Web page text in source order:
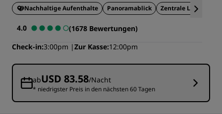
Nachhaltige Aufenthalte Panoramablick Zentrale Lage
4.0
(1678 Bewertungen)
Check-in 3:00pm Zur Kasse 12:00pm
abUSD 83.58/Nacht
* niedrigster Preis in den nächsten 60 Tagen